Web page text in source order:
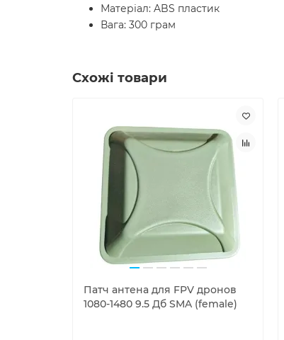
Матеріал: ABS пластик
Вага: 300 грам
Схожі товари
Патч антена для FPV дронов
1080-1480 9.5 Дб SMA (female)